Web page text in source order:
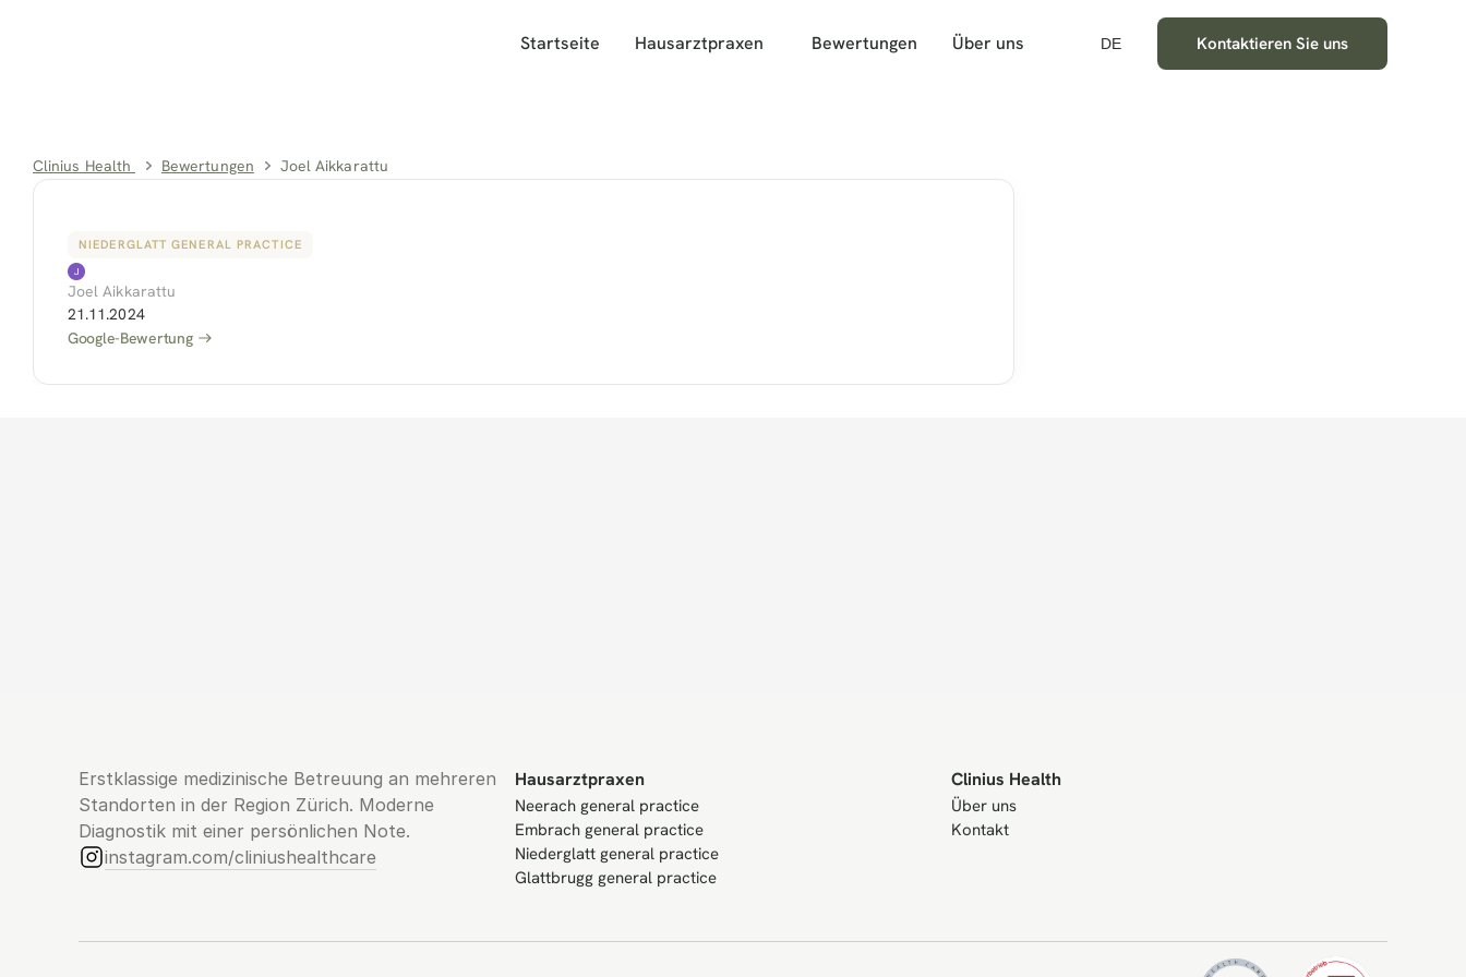
Startseite Hausarztpraxen Bewertungen Über uns DE Kontaktieren Sie uns
Clinius Health Bewertungen Joel Aikkarattu
NIEDERGLATT GENERAL PRACTICE
Joel Aikkarattu
21.11.2024
Google-Bewertung
Erstklassige medizinische Betreuung an mehreren
Standorten in der Region Zürich. Moderne
Diagnostik mit einer persönlichen Note.
instagram.com/cliniushealthcare
Hausarztpraxen
Neerach general practice
Embrach general practice
Niederglatt general practice
Glattbrugg general practice
Clinius Health
Über uns
Kontakt